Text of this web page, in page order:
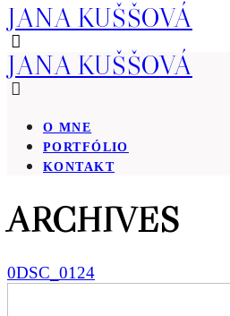
JANA KUŠŠOVÁ
JANA KUŠŠOVÁ
O MNE
PORTFÓLIO
KONTAKT
ARCHIVES
0DSC_0124